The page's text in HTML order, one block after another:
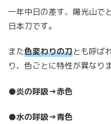
一年中日の差す、陽光山で
日本刀です。
また色変わりの刀とも呼ば
り、色ごとに特性が異なりま
●炎の呼吸→赤色
●水の呼吸→青色